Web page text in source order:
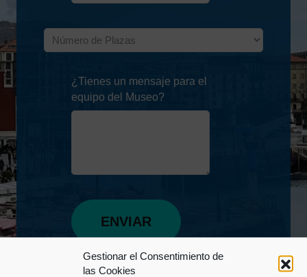
Gestionar el Consentimiento de
las Cookies
Número
de
¿Tienes un mensaje para el
equipo del Museo?